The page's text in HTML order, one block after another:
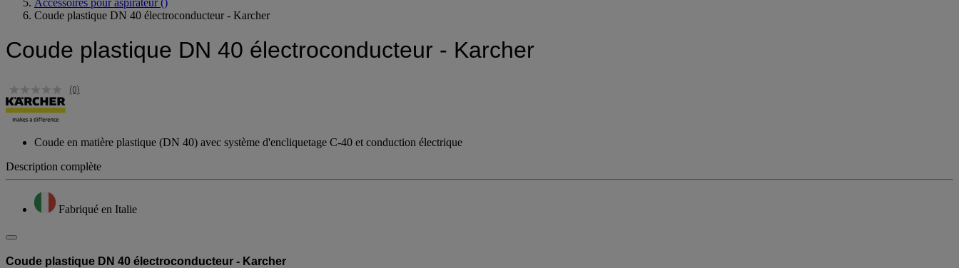
Coude plastique DN 40 électroconducteur - Karcher
Coude plastique DN 40 électroconducteur - Karcher
(0)
Coude en matière plastique (DN 40) avec système d'encliquetage C-40 et conduction électrique
Description complète
Fabriqué en Italie
Coude plastique DN 40 électroconducteur - Karcher